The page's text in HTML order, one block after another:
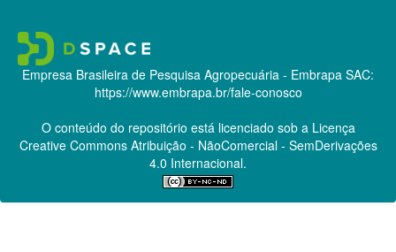
Empresa Brasileira de Pesquisa Agropecuária - Embrapa SAC:
https://www.embrapa.br/fale-conosco
O conteúdo do repositório está licenciado sob a Licença
Creative CommonsAtribuição - NãoComercial - SemDerivações
4.0 Internacional.